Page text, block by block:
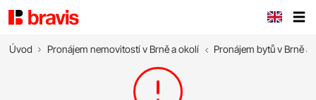
Úvod Pronájem nemovitostí v Brně a okolí Pronájem bytů v Brně a